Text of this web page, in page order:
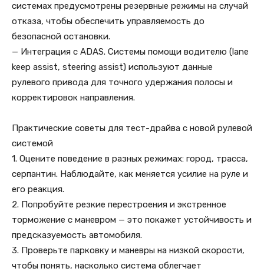
системах предусмотрены резервные режимы на случай
отказа, чтобы обеспечить управляемость до
безопасной остановки.
— Интеграция с ADAS. Системы помощи водителю (lane
keep assist, steering assist) используют данные
рулевого привода для точного удержания полосы и
корректировок направления.
Практические советы для тест-драйва с новой рулевой
системой
1. Оцените поведение в разных режимах: город, трасса,
серпантин. Наблюдайте, как меняется усилие на руле и
его реакция.
2. Попробуйте резкие перестроения и экстренное
торможение с маневром — это покажет устойчивость и
предсказуемость автомобиля.
3. Проверьте парковку и маневры на низкой скорости,
чтобы понять, насколько система облегчает